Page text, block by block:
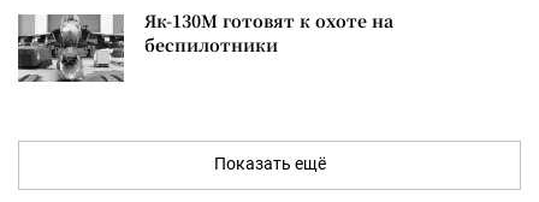
Як-130М готовят к охоте на
беспилотники
Показать ещё